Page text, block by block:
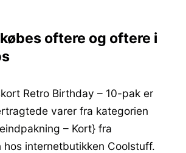
oftere og oftere i
Retro Birthday – 10-pak er
varer fra kategorien
– Kort} fra
hos internetbutikken Coolstuff.